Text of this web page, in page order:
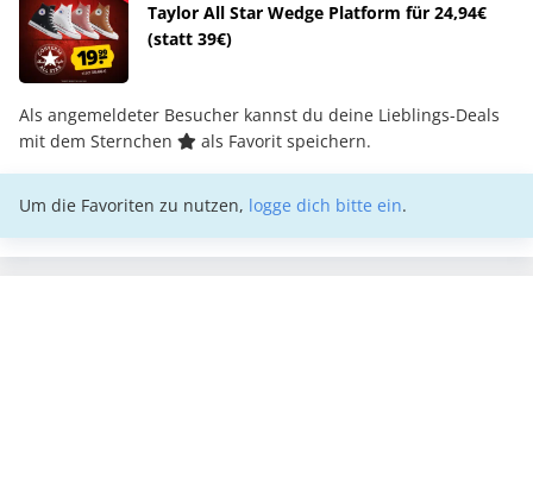
Taylor All Star Wedge Platform für 24,94€
(statt 39€)
Als angemeldeter Besucher kannst du deine Lieblings-Deals
mit dem Sternchen
als Favorit speichern.
Um die Favoriten zu nutzen, logge dich bitte ein.